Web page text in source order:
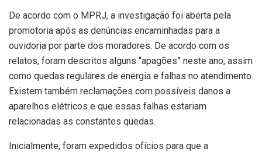
De acordo com o MPRJ, a investigação foi aberta pela
promotoria após as denúncias encaminhadas para a
ouvidoria por parte dos moradores. De acordo com os
relatos, foram descritos alguns “apagões” neste ano, assim
como quedas regulares de energia e falhas no atendimento.
Existem também reclamações com possíveis danos a
aparelhos elétricos e que essas falhas estariam
relacionadas as constantes quedas.
Inicialmente, foram expedidos ofícios para que a